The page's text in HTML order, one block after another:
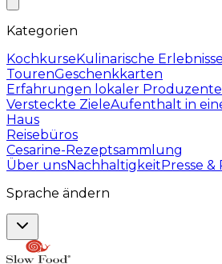
Kategorien
KochkurseKulinarische Erlebnisse
TourenGeschenkkarten
Erfahrungen lokaler
Versteckte ZieleAufenthalt in
Haus
Reisebüros
Cesarine-Rezeptsammlung
Über unsNachhaltigkeitPresse &
Sprache ändern